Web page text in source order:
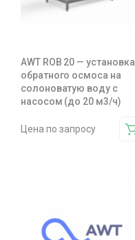
AWT ROB 20 — установка
обратного осмоса на
солоноватую воду с
насосом (до 20 м3/ч)
Цена по запросу